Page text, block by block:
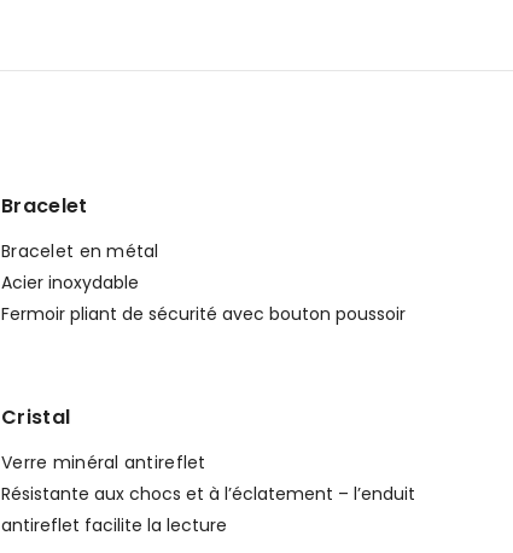
Bracelet
Bracelet en métal
Acier inoxydable
Fermoir pliant de sécurité avec bouton poussoir
Cristal
Verre minéral antireflet
Résistante aux chocs et à l’éclatement – l’enduit
antireflet facilite la lecture